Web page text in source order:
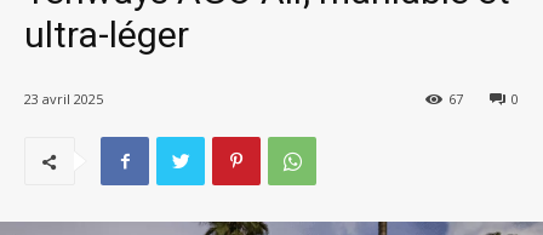
ultra-léger
23 avril 2025 0
67